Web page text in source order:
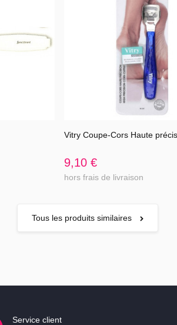
Voir l'article
Vitry Coupe-Cors Haute
9,10 €
hors frais de livraison
Tous les produits similaires
Service client